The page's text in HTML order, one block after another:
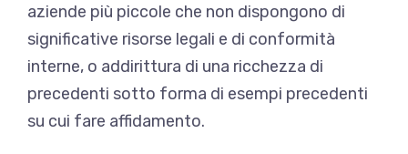
aziende più piccole che non dispongono di
significative risorse legali e di conformità
interne, o addirittura di una ricchezza di
precedenti sotto forma di esempi precedenti
su cui fare affidamento.